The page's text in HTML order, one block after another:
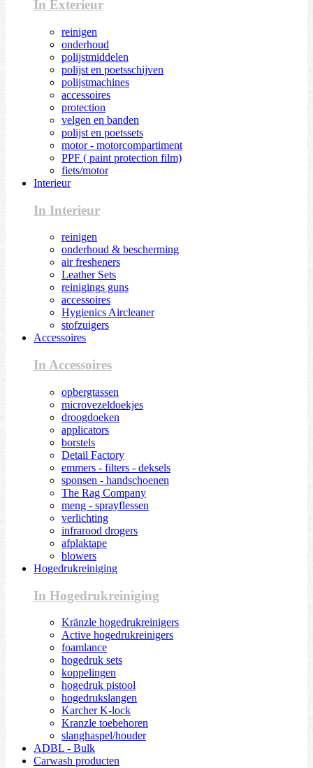
In Exterieur
reinigen
onderhoud
polijstmiddelen
polijst en poetsschijven
polijstmachines
accessoires
protection
velgen en banden
polijst en poetssets
motor - motorcompartiment
PPF ( paint protection film)
fiets/motor
Interieur
In Interieur
reinigen
onderhoud & bescherming
air fresheners
Leather Sets
reinigings guns
accessoires
Hygienics Aircleaner
stofzuigers
Accessoires
In Accessoires
opbergtassen
microvezeldoekjes
droogdoeken
applicators
borstels
Detail Factory
emmers - filters - deksels
sponsen - handschoenen
The Rag Company
meng - sprayflessen
verlichting
infrarood drogers
afplaktape
blowers
Hogedrukreiniging
In Hogedrukreiniging
Kränzle hogedrukreinigers
Active hogedrukreinigers
foamlance
hogedruk sets
koppelingen
hogedruk pistool
hogedrukslangen
Karcher K-lock
Kranzle toebehoren
slanghaspel/houder
ADBL - Bulk
Carwash producten